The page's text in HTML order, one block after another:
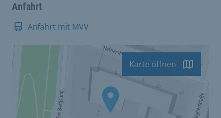
Anfahrt
Anfahrt mit MVV
Karte öffnen